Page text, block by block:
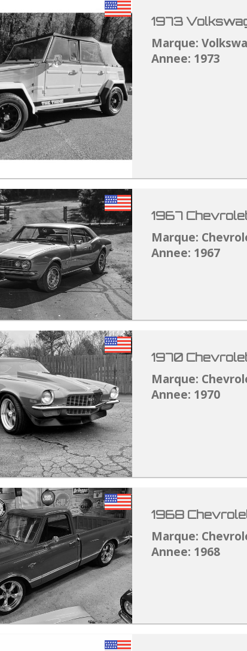
1973
Marque:
Annee: 1973
1967
Marque:
Annee: 1967
1970
Marque:
Annee: 1970
1968
Marque:
Annee: 1968